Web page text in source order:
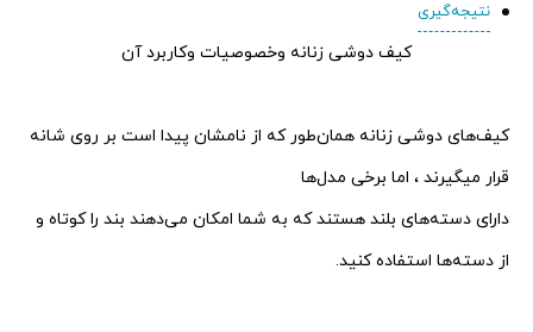
نتیجه‌گیری
کیف دوشی زنانه وخصوصیات وکاربرد آن
کیف‌های دوشی زنانه همان‌طور که از نامشان پیدا است بر روی شانه
قرار میگیرند ، اما برخی مدل‌ها
دارای دسته‌های بلند هستند که به شما امکان می‌دهند بند را کوتاه و
از دسته‌ها استفاده کنید.